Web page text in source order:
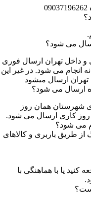
می شود؟
داخل تهران ارسال فوری
انجام می شود. در غیر این
ارسال می شود؟
شهرستان همان روز
روز کاری ارسال می شود.
می شود؟
از طریق باربری و کالاهای
کنید یا با هماهنگی با